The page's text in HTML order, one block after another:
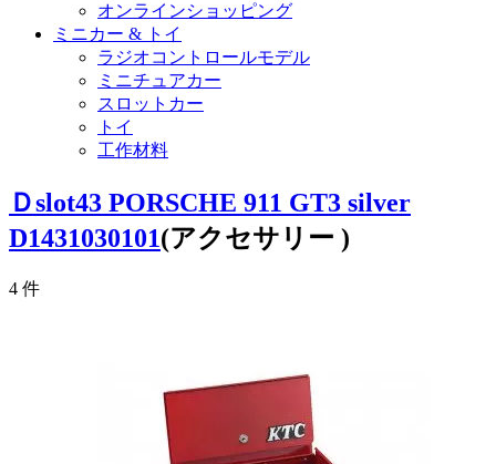
オンラインショッピング
ミニカー & トイ
ラジオコントロールモデル
ミニチュアカー
スロットカー
トイ
工作材料
Ｄslot43 PORSCHE 911 GT3 silver
D1431030101(アクセサリー )
4 件